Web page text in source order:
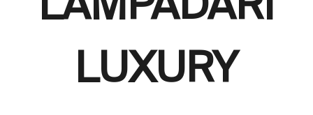
LAMPADARI
LUXURY